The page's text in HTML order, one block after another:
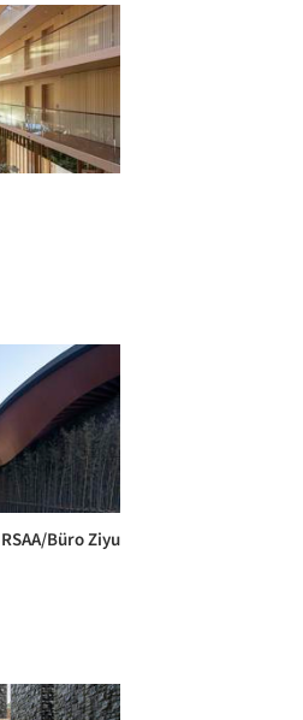
Büro Ziyu